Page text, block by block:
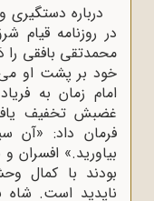
درباره دستگیری
در روزنامه قیام
محمدتقی بافقی را
خود بر پشت او
امام زمان به
غضبش تخفیف
فرمان داد: «آن
بیاورید.» افسران
بودند با کمال
ناپدید است. شاه